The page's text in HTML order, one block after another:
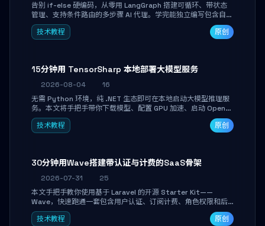
告别 if-else 硬编码，从零用 LangGraph 搭建可循环、带状态
管理、支持条件路由的多步骤 AI 代理。学完能独立编写包含自动
决策、工具调用和持久化状态的复杂工作流，并避开递归溢出、
状态丢失等常见坑点。
技术教程 原创
15分钟用 TensorSharp 本地部署大模型服务
2026-08-04
16
无需 Python 环境，纯 .NET 生态即可在本地启动大模型推理服
务。本文将手把手带你下载模型、配置 GPU 加速、启动 OpenAI
兼容 API，并在 C# 业务代码中无缝调用。数据不出网，零门槛
搞定本地 LLM 部署。
技术教程 原创
30分钟用Wave搭建带认证与计费的SaaS骨架
2026-07-31
25
本文手把手教你使用基于 Laravel 的开源 Starter Kit——
Wave，快速跑通一套包含用户认证、订阅计费、角色权限和后
台管理的完整 SaaS 骨架。附带 Stripe 测试支付对接与自定义
业务页面开发实战，助你省去重复基建时间，将精力聚焦于核心
技术教程 原创